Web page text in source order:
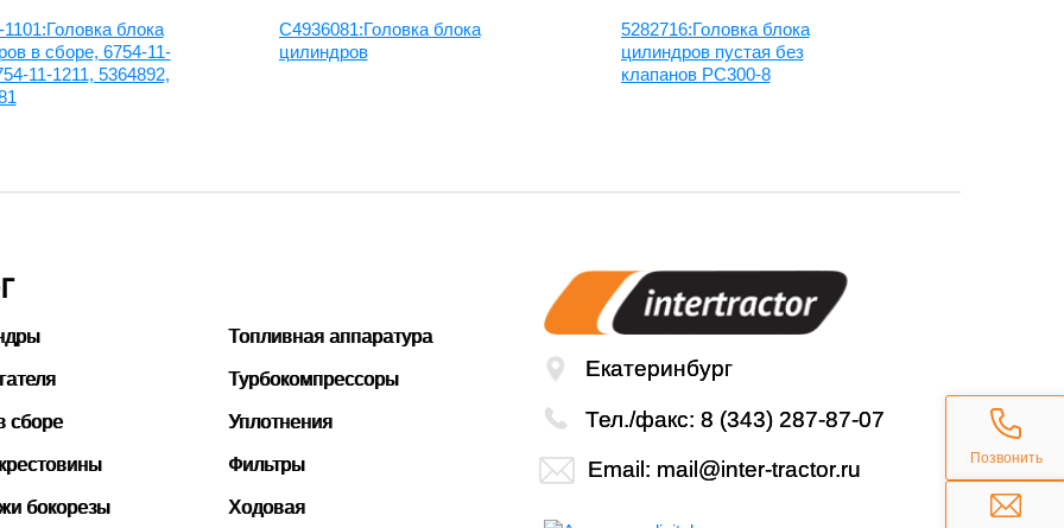
блока
в сборе, 6754-11-
11-1211, 5364892,
C4936081:Головка блока
цилиндров
5282716:Головка блока
цилиндров пустая без
клапанов PC300-8
сборе
бокорезы
Топливная аппаратура
Турбокомпрессоры
Уплотнения
Фильтры
Ходовая
Екатеринбург
Тел./факс: 8 (343) 287-87-07
Email: mail@inter-tractor.ru Позвонить